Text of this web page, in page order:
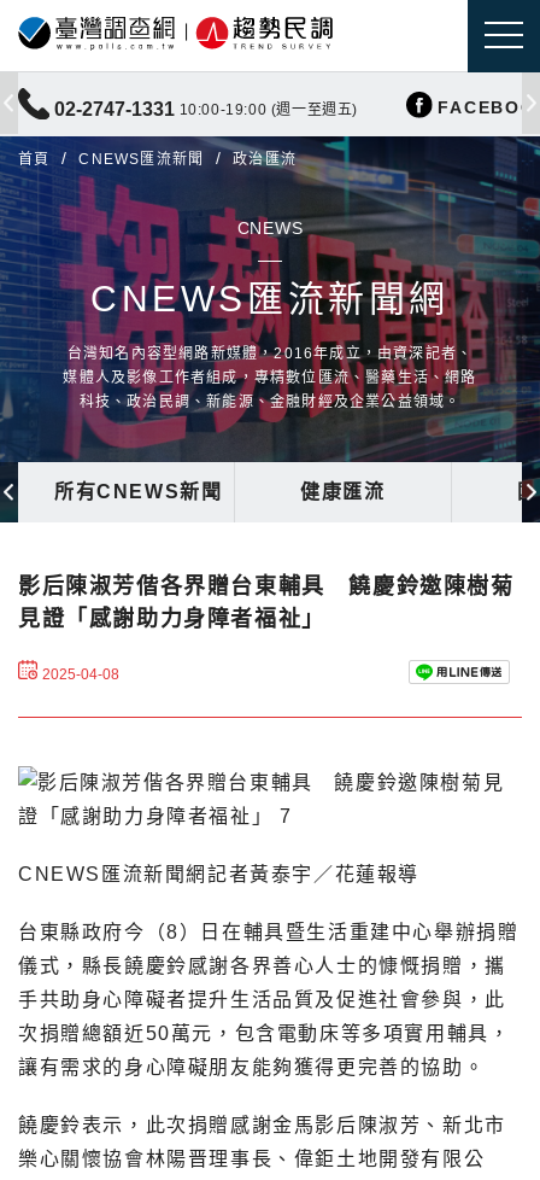
02-2747-1331 10:00-19:00 (週一至週五)
首頁 CNEWS匯流新聞 政治匯流
CNEWS
CNEWS匯流新聞網
台灣知名內容型網路新媒體，2016年成立，由資深記者、
媒體人及影像工作者組成，專精數位匯流、醫藥生活、網路
科技、政治民調、新能源、金融財經及企業公益領域。
所有CNEWS新聞 健康匯流
影后陳淑芳偕各界贈台東輔具 饒慶鈴邀陳樹菊
見證「感謝助力身障者福祉」
2025-04-08
CNEWS匯流新聞網記者黃泰宇／花蓮報導
台東縣政府今（8）日在輔具暨生活重建中心舉辦捐贈
儀式，縣長饒慶鈴感謝各界善心人士的慷慨捐贈，攜
手共助身心障礙者提升生活品質及促進社會參與，此
次捐贈總額近50萬元，包含電動床等多項實用輔具，
讓有需求的身心障礙朋友能夠獲得更完善的協助。
饒慶鈴表示，此次捐贈感謝金馬影后陳淑芳、新北市
樂心關懷協會林陽晋理事長、偉鉅土地開發有限公